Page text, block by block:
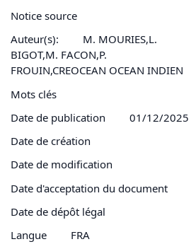
Notice source
Auteur(s):
M. MOURIES,L.
BIGOT,M. FACON,P.
FROUIN,CREOCEAN OCEAN INDIEN
Mots clés
Date de publication
01/12/2025
Date de création
Date de modification
Date d'acceptation du document
Date de dépôt légal
Langue
FRA